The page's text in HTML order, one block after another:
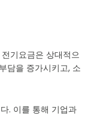
기요금은 상대적으
담을 증가시키고, 소
. 이를 통해 기업과